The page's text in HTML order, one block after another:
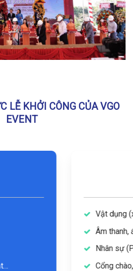
LỄ KHỞI CÔNG CỦA VGO
EVENT
bay, bàn ghế, nhà bạt…